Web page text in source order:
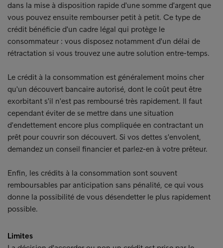
dans la mise à disposition rapide d'une somme d'argent que
vous pouvez ensuite rembourser petit à petit. Ce type de
crédit bénéficie d'un cadre légal qui protège le
consommateur : vous disposez notamment d'un délai de
rétractation si vous trouvez une autre solution entre-temps.
Le crédit à la consommation est généralement moins cher
qu'un découvert bancaire autorisé, dont le coût peut être
exorbitant s'il n'est pas remboursé très rapidement. Il faut
cependant éviter de se mettre dans une situation
d'endettement encore plus compliquée en contractant un
prêt pour couvrir son découvert. Si vos dettes s'envolent,
demandez un conseil financier et parlez-en à votre prêteur.
Enfin, les crédits à la consommation sont souvent
remboursables par anticipation sans pénalité, ce qui vous
donne la possibilité de vous désendetter le plus rapidement
possible.
Limites